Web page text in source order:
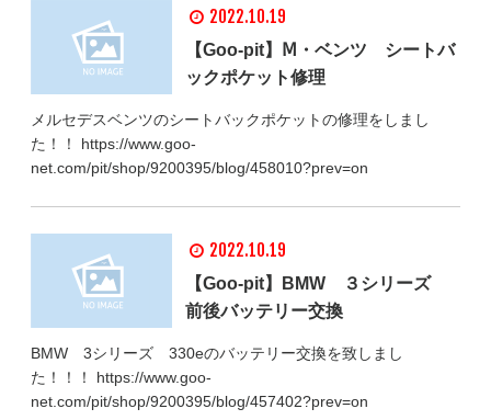
2022.10.19
【Goo-pit】Ⅿ・ベンツ シートバ
ックポケット修理
メルセデスベンツのシートバックポケットの修理をしまし
た！！ https://www.goo-
net.com/pit/shop/9200395/blog/458010?prev=on
2022.10.19
【Goo-pit】BMW ３シリーズ
前後バッテリー交換
BMW 3シリーズ 330eのバッテリー交換を致しまし
た！！！ https://www.goo-
net.com/pit/shop/9200395/blog/457402?prev=on